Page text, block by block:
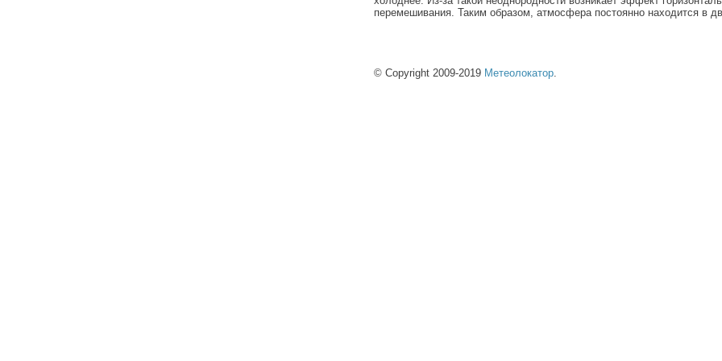
перемешивания. Таким образом, атмосфера постоянно находится в
© Copyright 2009-2019 Метеолокатор